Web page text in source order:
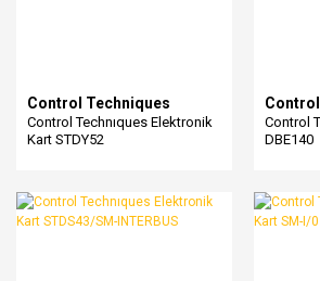
Control Techniques
Control Technıques Elektronik
Kart STDY52
Control
DBE140